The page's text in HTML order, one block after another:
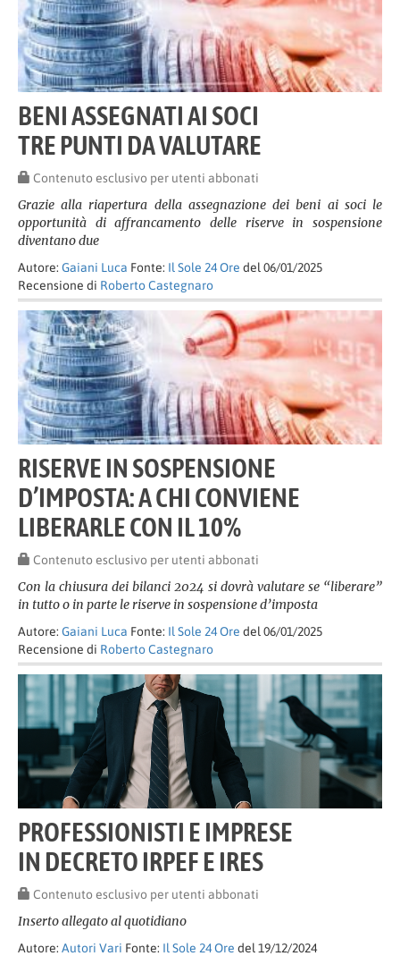
BENI ASSEGNATI AI SOCI
TRE PUNTI DA VALUTARE
Contenuto esclusivo per utenti abbonati
Grazie alla riapertura della assegnazione dei beni ai soci le
opportunità di affrancamento delle riserve in sospensione
diventano due
Autore: Gaiani Luca Fonte: Il Sole 24 Ore del 06/01/2025
Recensione di Roberto Castegnaro
RISERVE IN SOSPENSIONE
D’IMPOSTA: A CHI CONVIENE
LIBERARLE CON IL 10%
Contenuto esclusivo per utenti abbonati
Con la chiusura dei bilanci 2024 si dovrà valutare se “liberare”
in tutto o in parte le riserve in sospensione d’imposta
Autore: Gaiani Luca Fonte: Il Sole 24 Ore del 06/01/2025
Recensione di Roberto Castegnaro
PROFESSIONISTI E IMPRESE
IN DECRETO IRPEF E IRES
Contenuto esclusivo per utenti abbonati
Inserto allegato al quotidiano
Autore: Autori Vari Fonte: Il Sole 24 Ore del 19/12/2024